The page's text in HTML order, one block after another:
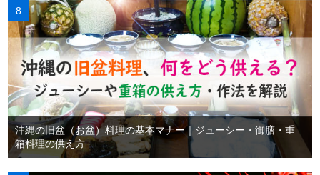
沖縄の旧盆（お盆）料理の基本マナー｜ジューシー・御膳・重
箱料理の供え方